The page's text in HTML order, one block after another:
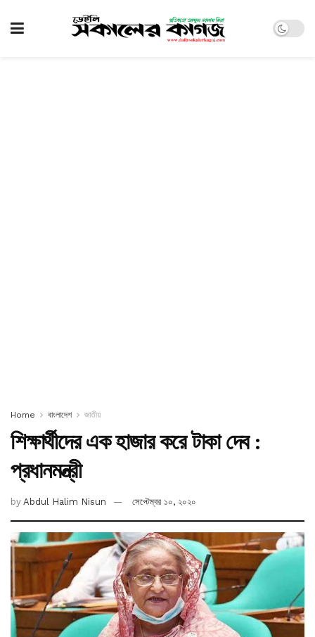
Home বাংলাদেশ জাতীয়
শিক্ষার্থীদের এক হাজার করে টাকা দেব :
প্রধানমন্ত্রী
by Abdul Halim Nisun সেপ্টেম্বর ১০, ২০২০